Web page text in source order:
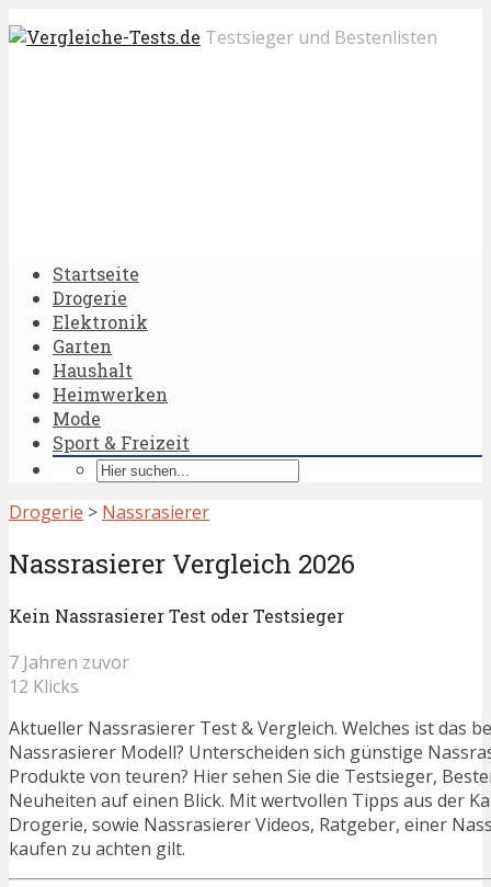
Testsieger und Bestenlisten
Startseite
Drogerie
Elektronik
Garten
Haushalt
Heimwerken
Mode
Sport & Freizeit
Drogerie > Nassrasierer
Nassrasierer Vergleich 2026
Kein Nassrasierer Test oder Testsieger
7 Jahren zuvor
12 Klicks
Aktueller Nassrasierer Test & Vergleich. Welches ist das
Nassrasierer Modell? Unterscheiden sich günstige
Produkte von teuren? Hier sehen Sie die Testsieger,
Neuheiten auf einen Blick. Mit wertvollen Tipps aus der
Drogerie, sowie Nassrasierer Videos, Ratgeber, einer
kaufen zu achten gilt.